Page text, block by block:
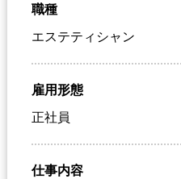
職種
エステティシャン
雇用形態
正社員
仕事内容